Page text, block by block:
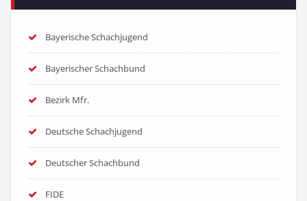
Bayerische Schachjugend
Bayerischer Schachbund
Bezirk Mfr.
Deutsche Schachjugend
Deutscher Schachbund
FIDE